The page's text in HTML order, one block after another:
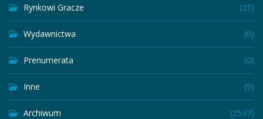
Rynkowi Gracze (21)
Wydawnictwa (0)
Prenumerata (0)
Inne (5)
Archiwum (2537)